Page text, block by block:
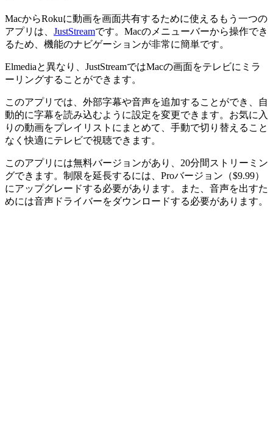
MacからRokuに動画を画面共有するために使えるもう一つの
アプリは、 JustStreamです。Macのメニューバーから操作でき
るため、機能のナビゲーションが非常に簡単です。
Elmediaと異なり、JustStreamではMacの画面をテレビにミラ
ーリングすることができます。
このアプリでは、外部字幕や音声を追加することができ、自
動的に字幕を読み込むように設定を変更できます。お気に入
りの動画をプレイリストにまとめて、手動で切り替えること
なく快適にテレビで視聴できます。
このアプリには無料バージョンがあり、20分間ストリーミン
グできます。制限を延長するには、Proバージョン（$9.99）
にアップグレードする必要があります。また、音声を出すた
めには音声ドライバーをダウンロードする必要があります。